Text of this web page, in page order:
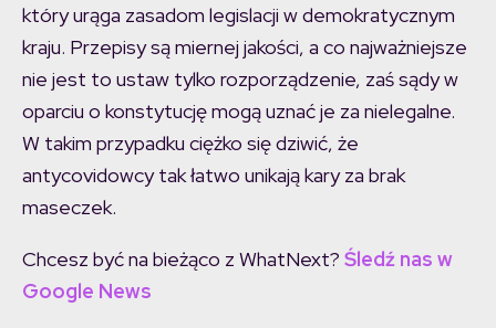
który urąga zasadom legislacji w demokratycznym
kraju. Przepisy są miernej jakości, a co najważniejsze
nie jest to ustaw tylko rozporządzenie, zaś sądy w
oparciu o konstytucję mogą uznać je za nielegalne.
W takim przypadku ciężko się dziwić, że
antycovidowcy tak łatwo unikają kary za brak
maseczek.
Chcesz być na bieżąco z WhatNext? Śledź nas w
Google News